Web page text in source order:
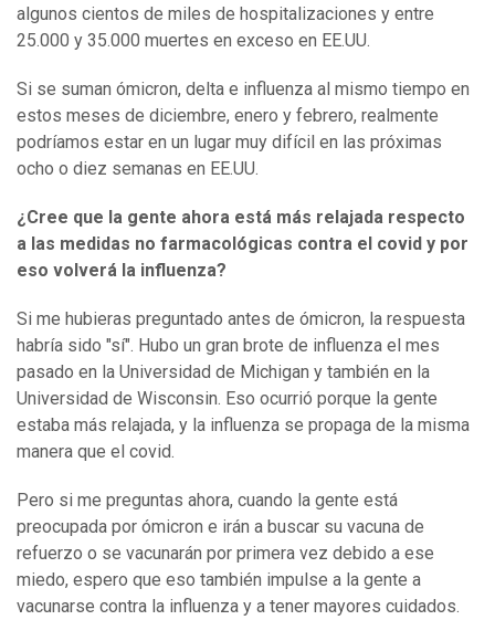
algunos cientos de miles de hospitalizaciones y entre
25.000 y 35.000 muertes en exceso en EE.UU.
Si se suman ómicron, delta e influenza al mismo tiempo en
estos meses de diciembre, enero y febrero, realmente
podríamos estar en un lugar muy difícil en las próximas
ocho o diez semanas en EE.UU.
¿Cree que la gente ahora está más relajada respecto
a las medidas no farmacológicas contra el covid y por
eso volverá la influenza?
Si me hubieras preguntado antes de ómicron, la respuesta
habría sido "sí". Hubo un gran brote de influenza el mes
pasado en la Universidad de Michigan y también en la
Universidad de Wisconsin. Eso ocurrió porque la gente
estaba más relajada, y la influenza se propaga de la misma
manera que el covid.
Pero si me preguntas ahora, cuando la gente está
preocupada por ómicron e irán a buscar su vacuna de
refuerzo o se vacunarán por primera vez debido a ese
miedo, espero que eso también impulse a la gente a
vacunarse contra la influenza y a tener mayores cuidados.